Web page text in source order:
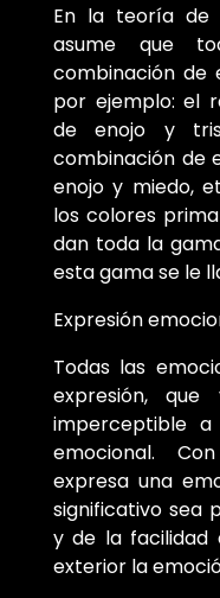
En la teoría de
asume que
combinación de
por ejemplo: el
de enojo y
combinación de
enojo y miedo,
los colores
dan toda la
esta gama se le
Expresión
Todas las
expresión,
imperceptible a
emocional.
expresa una
significativo sea
y de la facilidad
exterior la